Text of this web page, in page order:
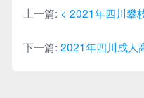
师
上一篇: < 2021年四川攀
下一篇:2021年四川成人